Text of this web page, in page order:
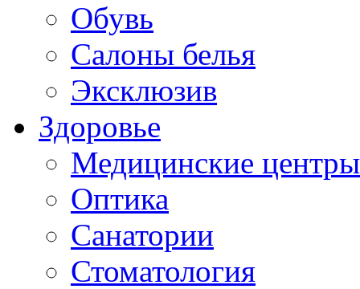
Обувь
Салоны белья
Эксклюзив
Здоровье
Медицинские центры
Оптика
Санатории
Стоматология